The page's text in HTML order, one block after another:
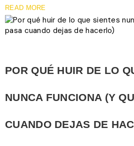
READ MORE
POR QUÉ HUIR DE LO
NUNCA FUNCIONA (Y
CUANDO DEJAS DE